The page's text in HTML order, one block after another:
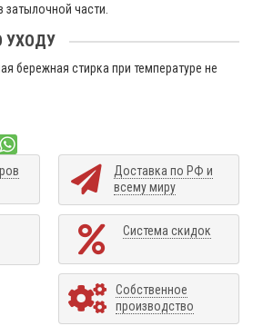
части.
УХОДУ
бережная стирка при температуре не
Доставка по РФ и
всему миру
Система скидок
Собственное
производство